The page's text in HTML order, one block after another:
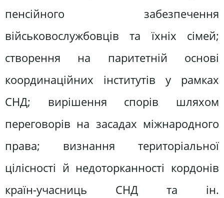
пенсійного забезпечення
військовослужбовців та їхніх сімей;
створення на паритетній основі
координаційних інститутів у рамках
СНД; вирішення спорів шляхом
переговорів на засадах міжнародного
права; визнання територіальної
цілісності й недоторканності кордонів
країн-учасниць СНД та ін.